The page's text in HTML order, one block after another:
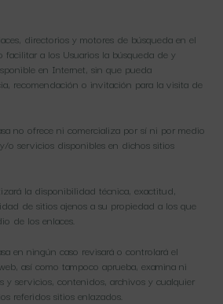
directorios y motores de búsqueda en el
a los Usuarios la búsqueda de y
en Internet, sin que pueda
recomendación o invitación para la visita de
no ofrece ni comercializa por sí ni por medio
o servicios disponibles en dichos sitios
la disponibilidad técnica, exactitud,
de sitios ajenos a su propiedad a los que
de los enlaces.
en ningún caso revisará o controlará el
así como tampoco aprueba, examina ni
y servicios, contenidos, archivos y cualquier
referidos sitios enlazados.